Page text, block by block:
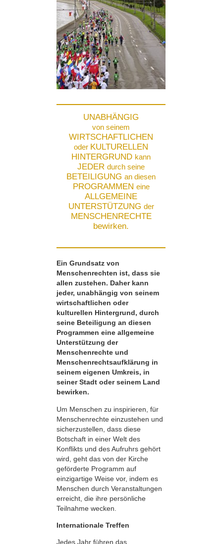
UNABHÄNGIG
von seinem
WIRTSCHAFTLICHEN
oder KULTURELLEN
HINTERGRUND kann
JEDER durch seine
BETEILIGUNG an diesen
PROGRAMMEN eine
ALLGEMEINE
UNTERSTÜTZUNG der
MENSCHENRECHTE
bewirken.
Ein Grundsatz von
Menschenrechten ist, dass sie
allen zustehen. Daher kann
jeder, unabhängig von seinem
wirtschaftlichen oder
kulturellen Hintergrund, durch
seine Beteiligung an diesen
Programmen eine allgemeine
Unterstützung der
Menschenrechte und
Menschenrechts­aufklärung in
seinem eigenen Umkreis, in
seiner Stadt oder seinem Land
bewirken.
Um Menschen zu inspirieren, für
Menschenrechte einzustehen und
sicherzustellen, dass diese
Botschaft in einer Welt des
Konflikts und des Aufruhrs gehört
wird, geht das von der Kirche
geförderte Programm auf
einzigartige Weise vor, indem es
Menschen durch Veranstaltungen
erreicht, die ihre persönliche
Teilnahme wecken.
Internationale Treffen
Jedes Jahr führen das